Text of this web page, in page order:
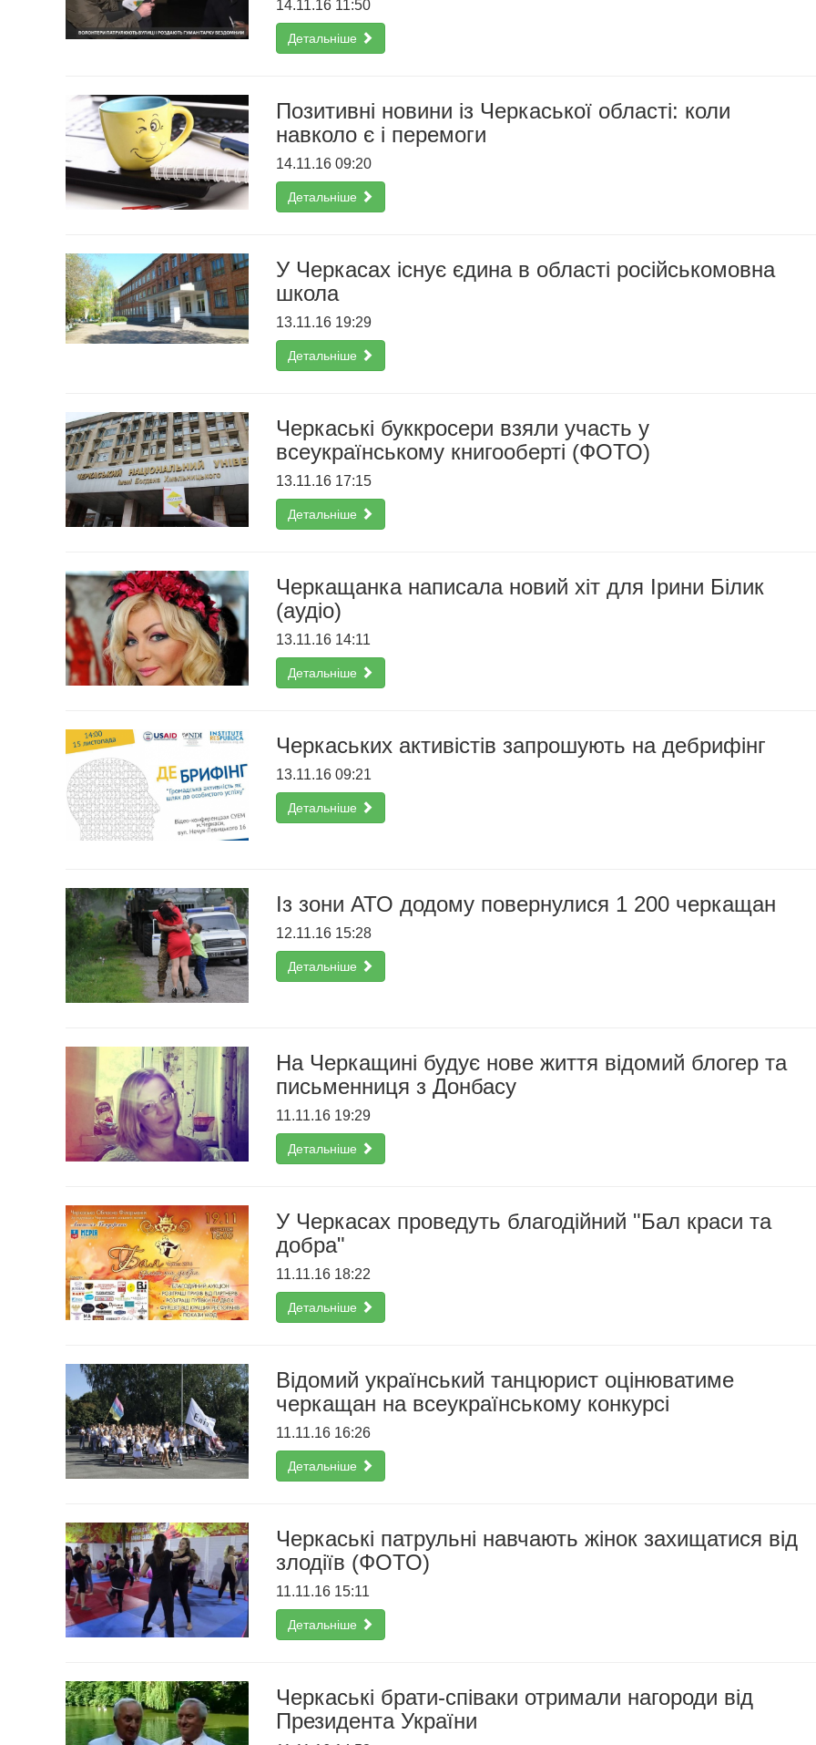
14.11.16 11:50
Детальніше
Позитивні новини із Черкаської області: коли
навколо є і перемоги
14.11.16 09:20
Детальніше
У Черкасах існує єдина в області російськомовна
школа
13.11.16 19:29
Детальніше
Черкаські буккросери взяли участь у
всеукраїнському книгооберті (ФОТО)
13.11.16 17:15
Детальніше
Черкащанка написала новий хіт для Ірини Білик
(аудіо)
13.11.16 14:11
Детальніше
Черкаських активістів запрошують на дебрифінг
13.11.16 09:21
Детальніше
Із зони АТО додому повернулися 1 200 черкащан
12.11.16 15:28
Детальніше
На Черкащині будує нове життя відомий блогер та
письменниця з Донбасу
11.11.16 19:29
Детальніше
У Черкасах проведуть благодійний "Бал краси та
добра"
11.11.16 18:22
Детальніше
Відомий український танцюрист оцінюватиме
черкащан на всеукраїнському конкурсі
11.11.16 16:26
Детальніше
Черкаські патрульні навчають жінок захищатися від
злодіїв (ФОТО)
11.11.16 15:11
Детальніше
Черкаські брати-співаки отримали нагороди від
Президента України